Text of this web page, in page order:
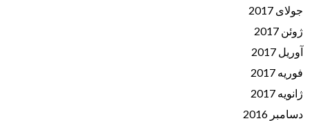
جولای 2017
ژوئن 2017
آوریل 2017
فوریه 2017
ژانویه 2017
دسامبر 2016